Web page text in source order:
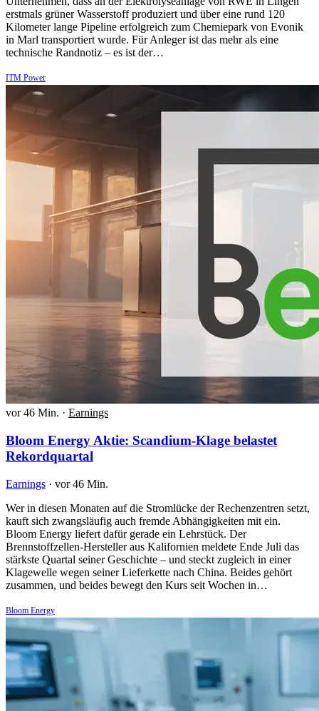
erstmals grüner Wasserstoff produziert und über eine rund 120
Kilometer lange Pipeline erfolgreich zum Chemiepark von Evonik
in Marl transportiert wurde. Für Anleger ist das mehr als eine
technische Randnotiz – es ist der…
ITM Power
vor 46 Min. · Earnings
Bloom Energy Aktie: Scandium-Klage belastet
Rekordquartal
Earnings · vor 46 Min.
Wer in diesen Monaten auf die Stromlücke der Rechenzentren setzt,
kauft sich zwangsläufig auch fremde Abhängigkeiten mit ein.
Bloom Energy liefert dafür gerade ein Lehrstück. Der
Brennstoffzellen-Hersteller aus Kalifornien meldete Ende Juli das
stärkste Quartal seiner Geschichte – und steckt zugleich in einer
Klagewelle wegen seiner Lieferkette nach China. Beides gehört
zusammen, und beides bewegt den Kurs seit Wochen in…
Bloom Energy